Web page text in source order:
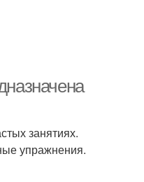
занятиях.
упражнения.